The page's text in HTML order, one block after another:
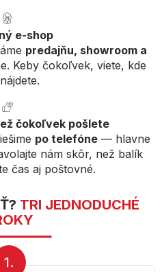
e-shop
predajňu, showroom a
Keby čokoľvek, viete, kde
čokoľvek pošlete
po telefóne — hlavne
nám skôr, než balík
čas aj poštovné.
TRI JEDNODUCHÉ
1.